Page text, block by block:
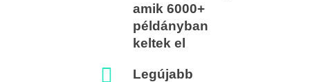
amik 6000+
példányban
keltek el
Legújabb